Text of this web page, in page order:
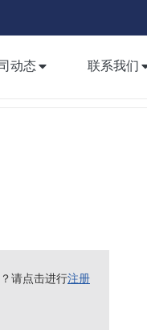
动态 联系我们
请点击进行注册